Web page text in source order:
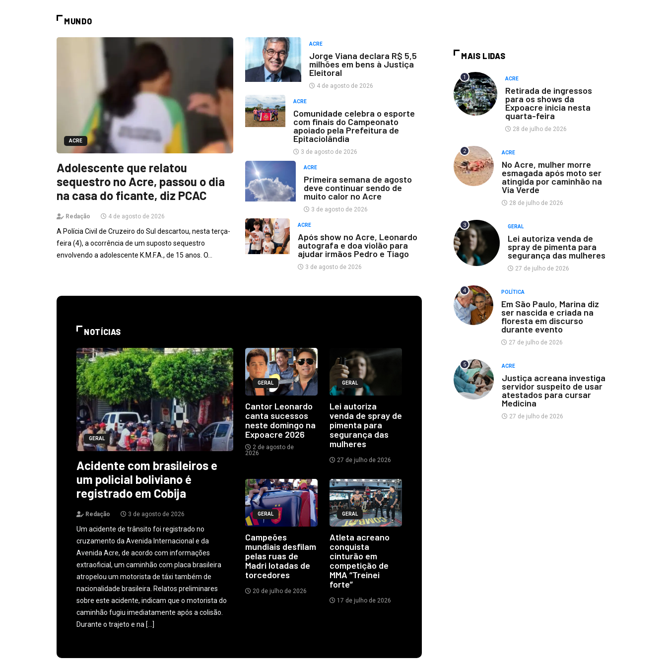
MUNDO
ACRE
Adolescente que relatou
sequestro no Acre, passou o dia
na casa do ficante, diz PCAC
Redação 4 de agosto de 2026
A Polícia Civil de Cruzeiro do Sul descartou, nesta terça-
feira (4), a ocorrência de um suposto sequestro
envolvendo a adolescente K.M.F.A., de 15 anos. O…
ACRE
Jorge Viana declara R$ 5,5
milhões em bens à Justiça
Eleitoral
4 de agosto de 2026
ACRE
Comunidade celebra o esporte
com finais do Campeonato
apoiado pela Prefeitura de
Epitaciolândia
3 de agosto de 2026
ACRE
Primeira semana de agosto
deve continuar sendo de
muito calor no Acre
3 de agosto de 2026
ACRE
Após show no Acre, Leonardo
autografa e doa violão para
ajudar irmãos Pedro e Tiago
3 de agosto de 2026
NOTÍCIAS
GERAL
Acidente com brasileiros e
um policial boliviano é
registrado em Cobija
Redação 3 de agosto de 2026
Um acidente de trânsito foi registrado no
cruzamento da Avenida Internacional e da
Avenida Acre, de acordo com informações
extraoficial, um caminhão com placa brasileira
atropelou um motorista de táxi também de
nacionalidade brasileira. Relatos preliminares
sobre este acidente, indicam que o motorista do
caminhão fugiu imediatamente após a colisão.
Durante o trajeto e na […]
GERAL
Cantor Leonardo
canta sucessos
neste domingo na
Expoacre 2026
2 de agosto de
2026
GERAL
Lei autoriza
venda de spray de
pimenta para
segurança das
mulheres
27 de julho de 2026
GERAL
Campeões
mundiais desfilam
pelas ruas de
Madri lotadas de
torcedores
20 de julho de 2026
GERAL
Atleta acreano
conquista
cinturão em
competição de
MMA “Treinei
forte”
17 de julho de 2026
MAIS LIDAS
1 ACRE
Retirada de ingressos
para os shows da
Expoacre inicia nesta
quarta-feira
28 de julho de 2026
2 ACRE
No Acre, mulher morre
esmagada após moto ser
atingida por caminhão na
Via Verde
28 de julho de 2026
3 GERAL
Lei autoriza venda de
spray de pimenta para
segurança das mulheres
27 de julho de 2026
4 POLÍTICA
Em São Paulo, Marina diz
ser nascida e criada na
floresta em discurso
durante evento
27 de julho de 2026
5 ACRE
Justiça acreana investiga
servidor suspeito de usar
atestados para cursar
Medicina
27 de julho de 2026